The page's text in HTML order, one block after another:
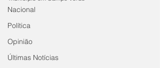
Nacional
Política
Opinião
Últimas Notícias